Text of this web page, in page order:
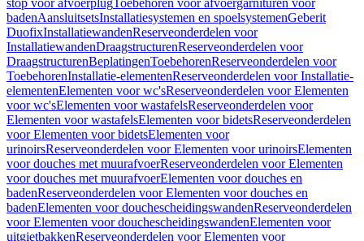
stop voor afvoerplugToebehoren voor afvoergarnituren voor
badenAansluitsetsInstallatiesystemen en spoelsystemenGeberit
DuofixInstallatiewandenReserveonderdelen voor
InstallatiewandenDraagstructurenReserveonderdelen voor
DraagstructurenBeplatingenToebehorenReserveonderdelen voor
ToebehorenInstallatie-elementenReserveonderdelen voor Installatie-
elementenElementen voor wc'sReserveonderdelen voor Elementen
voor wc'sElementen voor wastafelsReserveonderdelen voor
Elementen voor wastafelsElementen voor bidetsReserveonderdelen
voor Elementen voor bidetsElementen voor
urinoirsReserveonderdelen voor Elementen voor urinoirsElementen
voor douches met muurafvoerReserveonderdelen voor Elementen
voor douches met muurafvoerElementen voor douches en
badenReserveonderdelen voor Elementen voor douches en
badenElementen voor douchescheidingswandenReserveonderdelen
voor Elementen voor douchescheidingswandenElementen voor
uitgietbakkenReserveonderdelen voor Elementen voor